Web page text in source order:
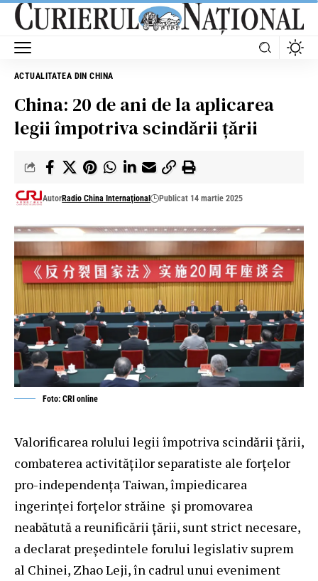
ACTUALITATEA DIN CHINA
China: 20 de ani de la aplicarea
legii împotriva scindării țării
AutorRadio China Internaţional Publicat 14 martie 2025
Foto: CRI online
Valorificarea rolului legii împotriva scindării țării,
combaterea activităților separatiste ale forțelor
pro-independența Taiwan, împiedicarea
ingerinței forțelor străine și promovarea
neabătută a reunificării țării, sunt strict necesare,
a declarat președintele forului legislativ suprem
al Chinei, Zhao Leji, în cadrul unui eveniment